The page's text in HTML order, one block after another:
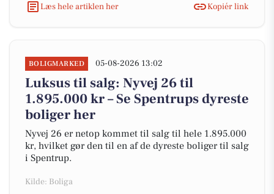
Læs hele artiklen her
Kopiér link
BOLIGMARKED 05-08-2026 13:02
Luksus til salg: Nyvej 26 til
1.895.000 kr – Se Spentrups dyreste
boliger her
Nyvej 26 er netop kommet til salg til hele 1.895.000
kr, hvilket gør den til en af de dyreste boliger til salg
i Spentrup.
Kilde: Boliga